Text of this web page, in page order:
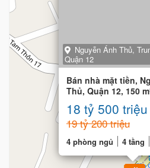
Nguyễn Ánh Thủ,
Quận 12
Bán nhà mặt tiền,
Thủ, Quận 12, 150
30m), 4 phòng
18 tỷ 500 triệu
19 tỷ 200 triệu
4 phòng ngủ 4 tầng